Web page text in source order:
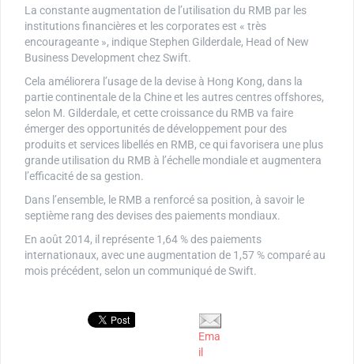
La constante augmentation de l’utilisation du RMB par les
institutions financières et les corporates est « très
encourageante », indique Stephen Gilderdale, Head of New
Business Development chez Swift.
Cela améliorera l’usage de la devise à Hong Kong, dans la
partie continentale de la Chine et les autres centres offshores,
selon M. Gilderdale, et cette croissance du RMB va faire
émerger des opportunités de développement pour des
produits et services libellés en RMB, ce qui favorisera une plus
grande utilisation du RMB à l’échelle mondiale et augmentera
l’efficacité de sa gestion.
Dans l’ensemble, le RMB a renforcé sa position, à savoir le
septième rang des devises des paiements mondiaux.
En août 2014, il représente 1,64 % des paiements
internationaux, avec une augmentation de 1,57 % comparé au
mois précédent, selon un communiqué de Swift.
Ema
il